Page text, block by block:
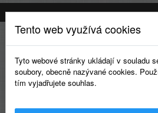
Tento web využívá cookies
Tyto webové stránky ukládají v souladu
soubory, obecně nazývané cookies.
tím vyjadřujete souhlas.